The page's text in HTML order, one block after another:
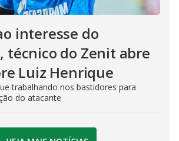
interesse do
técnico do Zenit abre
Luiz Henrique
trabalhando nos bastidores para
do atacante